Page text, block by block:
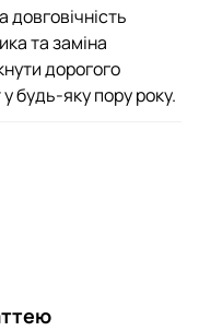
довговічність
та заміна
дорогого
будь-яку пору року.